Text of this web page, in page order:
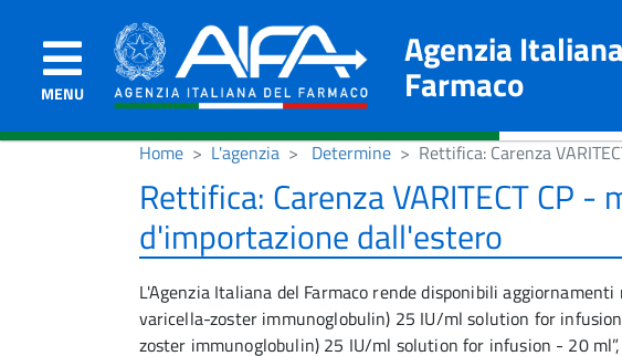
MENU
Agenzia
Farmaco
Home L'agenzia Determine Rettifica: Carenza
Rettifica: Carenza VARITECT CP
d'importazione dall'estero
L'Agenzia Italiana del Farmaco rende disponibili
varicella-zoster immunoglobulin) 25 IU/ml solution for infusion
zoster immunoglobulin) 25 IU/ml solution for infusion - 20